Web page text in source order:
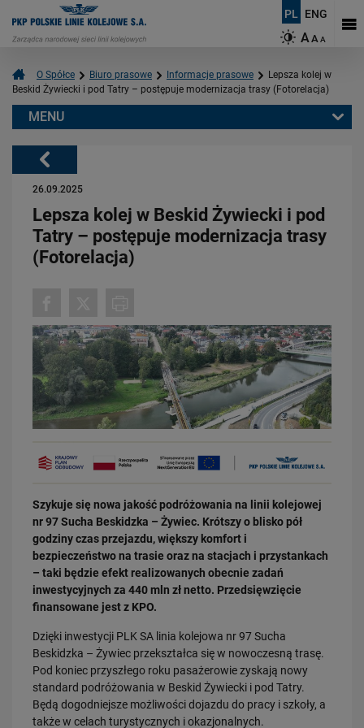
PL ENG
AAA
O Spółce Biuro prasowe Informacje prasowe
Lepsza kolej w
Beskid Żywiecki i pod Tatry – postępuje modernizacja trasy (Fotorelacja)
Powrót
26.09.2025
Lepsza kolej w Beskid Żywiecki i pod
Tatry – postępuje modernizacja trasy
(Fotorelacja)
Szykuje się nowa jakość podróżowania na linii kolejowej
nr 97 Sucha Beskidzka – Żywiec. Krótszy o blisko pół
godziny czas przejazdu, większy komfort i
bezpieczeństwo na trasie oraz na stacjach i przystankach
– taki będzie efekt realizowanych obecnie zadań
inwestycyjnych za 440 mln zł netto. Przedsięwzięcie
finansowane jest z KPO.
Dzięki inwestycji PLK SA linia kolejowa nr 97 Sucha
Beskidzka – Żywiec przekształca się w nowoczesną trasę.
Pod koniec przyszłego roku pasażerowie zyskają nowy
standard podróżowania w Beskid Żywiecki i pod Tatry.
Będą dogodniejsze możliwości dojazdu do pracy i szkoły, a
także w celach turystycznych i okazjonalnych.
MENU
PRZECZYTAJ
Dzięki KPO kolej zmieniła Limanową
PRZECZYTAJ
31.07.2026
Dobre zmiany dla mieszkańców Katowic. Gotowy jest ważny wiadukt